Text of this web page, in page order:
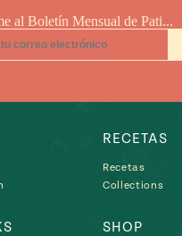
RECETAS
Recetas
Collections
SHOP